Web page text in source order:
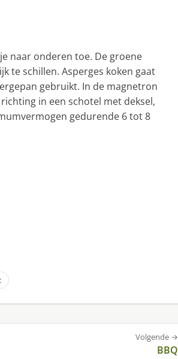
naar onderen toe. De groene
te schillen. Asperges koken gaat
gebruikt. In de magnetron
in een schotel met deksel,
gedurende 6 tot 8
Volgende →
BBQ